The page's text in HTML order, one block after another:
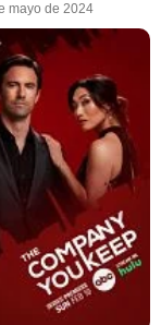
mayo de 2024